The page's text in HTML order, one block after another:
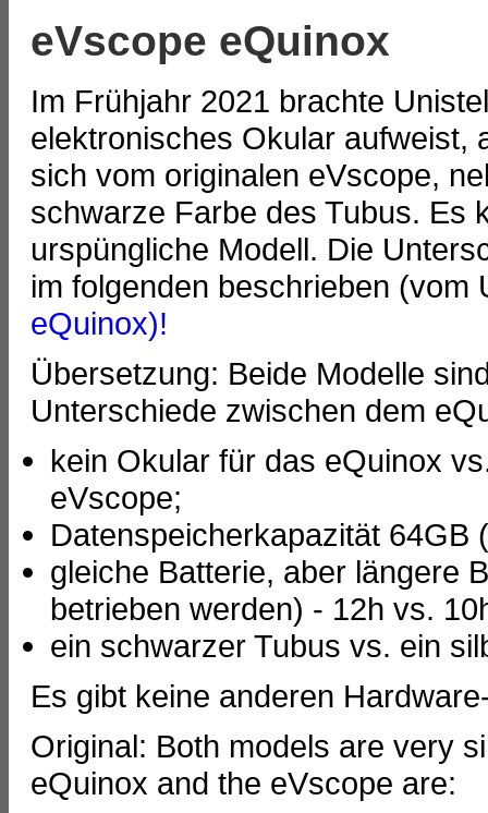
eVscope eQuinox
Im Frühjahr 2021 brachte
elektronisches Okular aufweist,
sich vom originalen eVscope,
schwarze Farbe des Tubus. Es
urspüngliche Modell. Die
im folgenden beschrieben
eQuinox)!
Übersetzung: Beide Modelle
Unterschiede zwischen dem
kein Okular für das eQuinox
eVscope;
Datenspeicherkapazität
gleiche Batterie, aber längere
betrieben werden) - 12h vs.
ein schwarzer Tubus vs. ein
Es gibt keine anderen
Original: Both models are very
eQuinox and the eVscope are: